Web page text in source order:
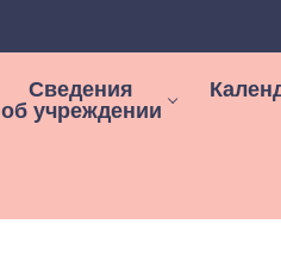
Сведения
об учреждении